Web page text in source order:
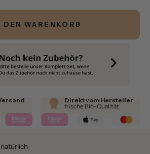
DEN WARENKORB
Direkt vom Hersteller
frische Bio-Qualität
natürlich